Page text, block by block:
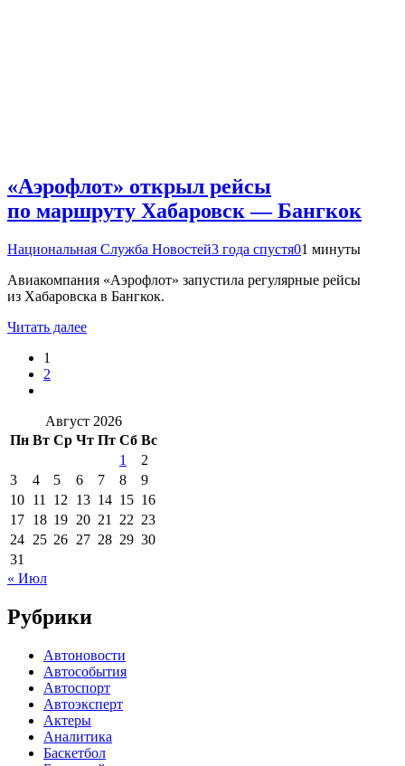
«Аэрофлот» открыл рейсы
по маршруту Хабаровск — Бангкок
Национальная Служба Новостей3 года спустя01 минуты
Авиакомпания «Аэрофлот» запустила регулярные рейсы
из Хабаровска в Бангкок.
Читать далее
1
2
Август 2026
Пн Вт Ср Чт Пт Сб Вс
1
2
3
4 5 6 7 8
9
10 11 12 13 14 15 16
17 18 19 20 21 22 23
24 25 26 27 28 29 30
31
« Июл
Рубрики
Автоновости
Автособытия
Автоспорт
Автоэксперт
Актеры
Аналитика
Баскетбол